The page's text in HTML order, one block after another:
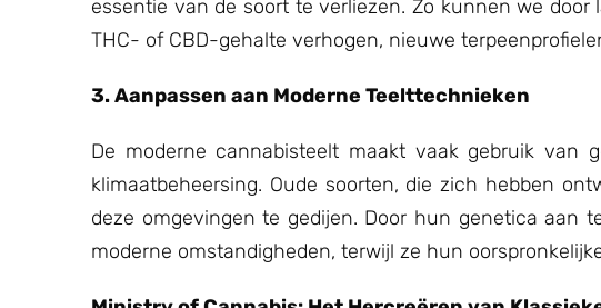
essentie van de soort te verliezen. Zo kunnen we
THC- of CBD-gehalte verhogen, nieuwe
3. Aanpassen aan Moderne Teelttechnieken
De moderne cannabisteelt maakt vaak gebruik van
klimaatbeheersing. Oude soorten, die zich hebben
deze omgevingen te gedijen. Door hun genetica aan
moderne omstandigheden, terwijl ze hun